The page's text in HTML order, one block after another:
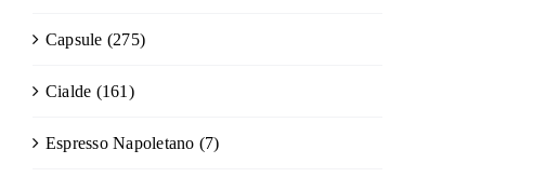
Capsule (275)
Cialde (161)
Espresso Napoletano (7)